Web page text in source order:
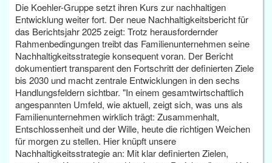
Die Koehler-Gruppe setzt ihren Kurs zur nachhaltigen
Entwicklung weiter fort. Der neue Nachhaltigkeitsbericht für
das Berichtsjahr 2025 zeigt: Trotz herausfordernder
Rahmenbedingungen treibt das Familienunternehmen seine
Nachhaltigkeitsstrategie konsequent voran. Der Bericht
dokumentiert transparent den Fortschritt der definierten Ziele
bis 2030 und macht zentrale Entwicklungen in den sechs
Handlungsfeldern sichtbar. "In einem gesamtwirtschaftlich
angespannten Umfeld, wie aktuell, zeigt sich, was uns als
Familienunternehmen wirklich trägt: Zusammenhalt,
Entschlossenheit und der Wille, heute die richtigen Weichen
für morgen zu stellen. Hier knüpft unsere
Nachhaltigkeitsstrategie an: Mit klar definierten Zielen,